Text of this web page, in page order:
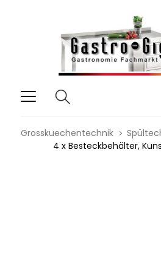
Grosskuechentechnik
4 x Besteckbehälter,